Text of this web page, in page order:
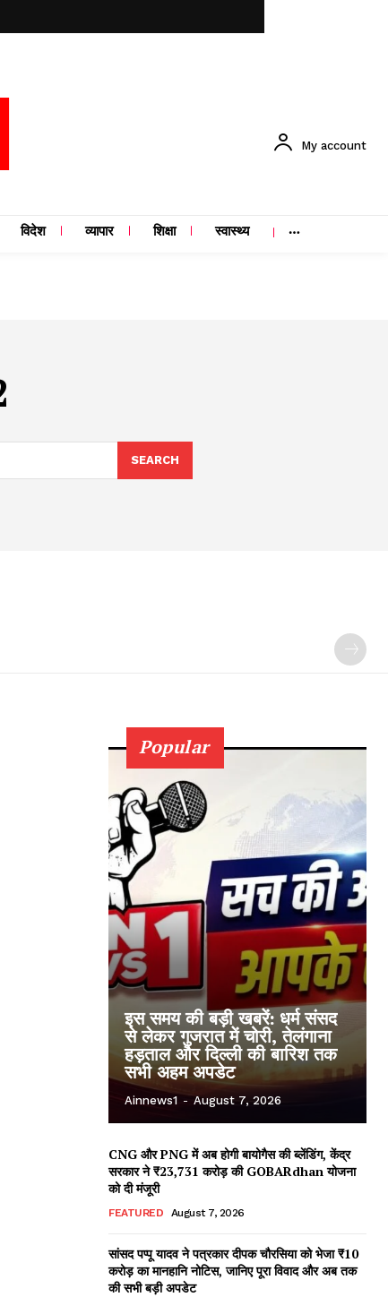
My account
विदेश व्यापार शिक्षा स्वास्थ्य
SEARCH
Popular
इस समय की बड़ी खबरें: धर्म संसद
से लेकर गुजरात में चोरी, तेलंगाना
हड़ताल और दिल्ली की बारिश तक
सभी अहम अपडेट
Ainnews1 - August 7, 2026
CNG और PNG में अब होगी बायोगैस की ब्लेंडिंग, केंद्र
सरकार ने ₹23,731 करोड़ की GOBARdhan योजना
को दी मंजूरी
FEATURED August 7, 2026
सांसद पप्पू यादव ने पत्रकार दीपक चौरसिया को भेजा ₹10
करोड़ का मानहानि नोटिस, जानिए पूरा विवाद और अब तक
की सभी बड़ी अपडेट